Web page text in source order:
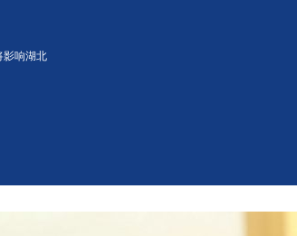
响湖北
体系中的基础内容